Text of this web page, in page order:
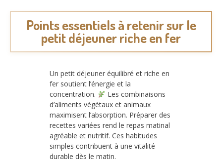
Points essentiels à retenir sur le
petit déjeuner riche en fer
Un petit déjeuner équilibré et riche en
fer soutient l’énergie et la
concentration.
Les combinaisons
d’aliments végétaux et animaux
maximisent l’absorption. Préparer des
recettes variées rend le repas matinal
agréable et nutritif. Ces habitudes
simples contribuent à une vitalité
durable dès le matin.